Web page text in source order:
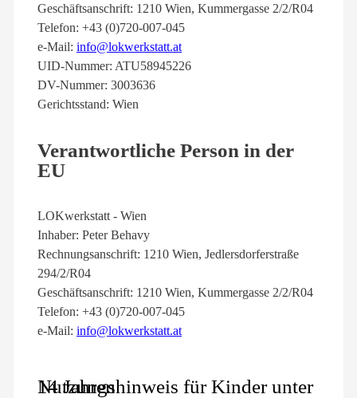
Geschäftsanschrift: 1210 Wien, Kummergasse 2/2/R04
Telefon: +43 (0)720-007-045
e-Mail: info@lokwerkstatt.at
UID-Nummer: ATU58945226
DV-Nummer: 3003636
Gerichtsstand: Wien
Verantwortliche Person in der
EU
LOKwerkstatt - Wien
Inhaber: Peter Behavy
Rechnungsanschrift: 1210 Wien, Jedlersdorferstraße
294/2/R04
Geschäftsanschrift: 1210 Wien, Kummergasse 2/2/R04
Telefon: +43 (0)720-007-045
e-Mail: info@lokwerkstatt.at
Nutzungshinweis für Kinder unter 14 Jahren